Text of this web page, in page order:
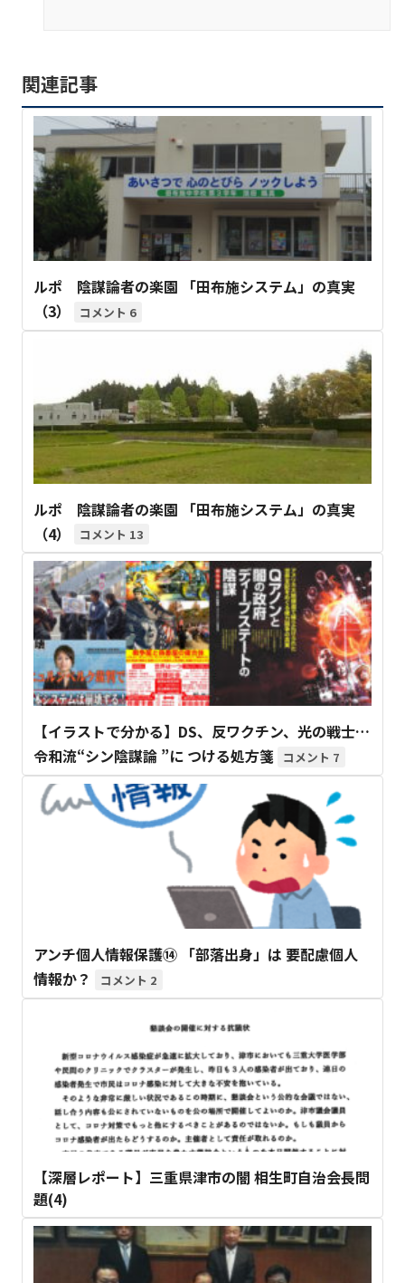
関連記事
ルポ 陰謀論者の楽園 「田布施システム」の真実
（3）
6
ルポ 陰謀論者の楽園 「田布施システム」の真実
（4）
13
【イラストで分かる】DS、反ワクチン、光の戦士…
令和流“シン陰謀論 ”に つける処方箋
7
アンチ個人情報保護⑭ 「部落出身」は 要配慮個人
情報か？
2
【深層レポート】三重県津市の闇 相生町自治会長問
題(4)